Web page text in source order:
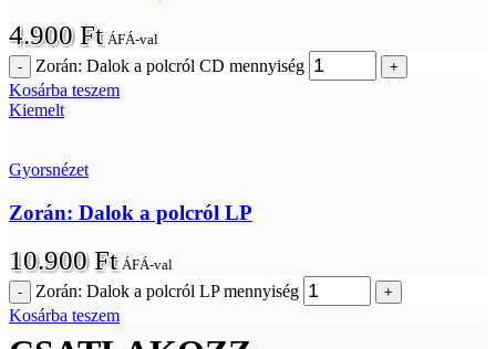
4.900Ft ÁFÁ-val
Zorán: Dalok a polcról CD mennyiség
Kosárba teszem
Kiemelt
Gyorsnézet
Zorán: Dalok a polcról LP
10.900Ft ÁFÁ-val
Zorán: Dalok a polcról LP mennyiség
Kosárba teszem